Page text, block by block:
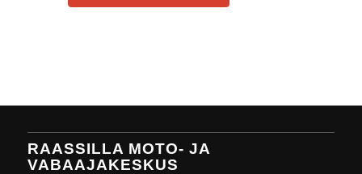
RAASSILLA MOTO- JA
VABAAJAKESKUS